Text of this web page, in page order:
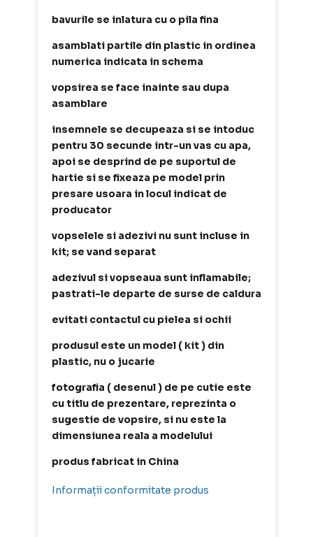
bavurile se inlatura cu o pila fina
asamblati partile din plastic in ordinea
numerica indicata in schema
vopsirea se face inainte sau dupa
asamblare
insemnele se decupeaza si se intoduc
pentru 30 secunde intr-un vas cu apa,
apoi se desprind de pe suportul de
hartie si se fixeaza pe model prin
presare usoara in locul indicat de
producator
vopselele si adezivi nu sunt incluse in
kit; se vand separat
adezivul si vopseaua sunt inflamabile;
pastrati-le departe de surse de caldura
evitati contactul cu pielea si ochii
produsul este un model ( kit ) din
plastic, nu o jucarie
fotografia ( desenul ) de pe cutie este
cu titlu de prezentare, reprezinta o
sugestie de vopsire, si nu este la
dimensiunea reala a modelului
produs fabricat in China
Informații conformitate produs